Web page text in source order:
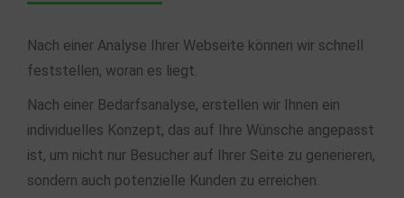
Nach einer Analyse Ihrer Webseite können wir schnell
feststellen, woran es liegt.
Nach einer Bedarfsanalyse, erstellen wir Ihnen ein
individuelles Konzept, das auf Ihre Wünsche angepasst
ist, um nicht nur Besucher auf Ihrer Seite zu generieren,
sondern auch potenzielle Kunden zu erreichen.